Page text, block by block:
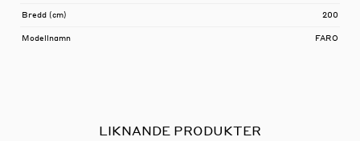
Bredd (cm) 200
Modellnamn FARO
LIKNANDE PRODUKTER